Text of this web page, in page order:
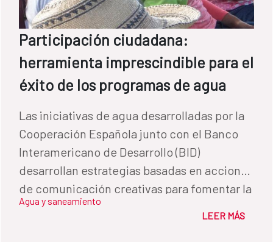
Participación ciudadana:
herramienta imprescindible para el
éxito de los programas de agua
Las iniciativas de agua desarrolladas por la
Cooperación Española junto con el Banco
Interamericano de Desarrollo (BID)
desarrollan estrategias basadas en acciones
de comunicación creativas para fomentar la
participación ciudadana como herramienta
Agua y saneamiento
LEER MÁS